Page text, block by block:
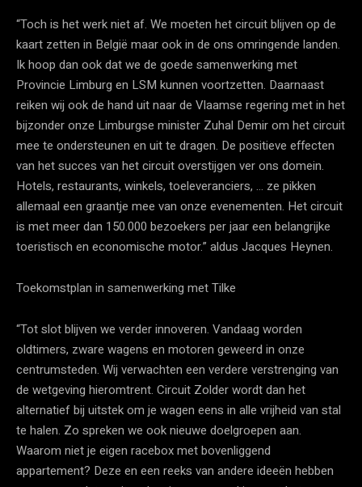
“Toch is het werk niet af. We moeten het circuit blijven op de
kaart zetten in België maar ook in de ons omringende landen.
Ik hoop dan ook dat we de goede samenwerking met
Provincie Limburg en LSM kunnen voortzetten. Daarnaast
reiken wij ook de hand uit naar de Vlaamse regering met in het
bijzonder onze Limburgse minister Zuhal Demir om het circuit
mee te ondersteunen en uit te dragen. De positieve effecten
van het succes van het circuit overstijgen ver ons domein.
Hotels, restaurants, winkels, toeleveranciers, … ze pikken
allemaal een graantje mee van onze evenementen. Het circuit
is met meer dan 150.000 bezoekers per jaar een belangrijke
toeristisch en economische motor.” aldus Jacques Heynen.
Toekomstplan in samenwerking met Tilke
“Tot slot blijven we verder innoveren. Vandaag worden
oldtimers, zware wagens en motoren geweerd in onze
centrumsteden. Wij verwachten een verdere verstrenging van
de wetgeving hieromtrent. Circuit Zolder wordt dan het
alternatief bij uitstek om je wagen eens in alle vrijheid van stal
te halen. Zo spreken we ook nieuwe doelgroepen aan.
Waarom niet je eigen racebox met bovenliggend
appartement? Deze en een reeks van andere ideeën hebben